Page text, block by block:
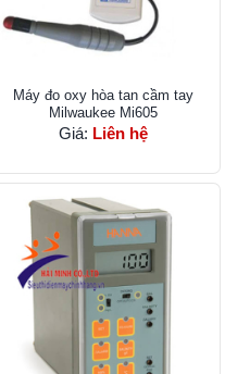
Máy đo oxy hòa tan cầm tay
Milwaukee Mi605
Giá: Liên hệ